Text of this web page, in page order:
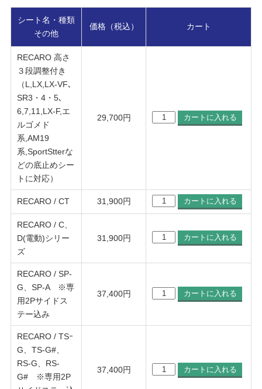
シート名・種類
その他
価格（税込） カート
RECARO 高さ
３段調整付き
（L,LX,LX-VF､
SR3・4・5､
6,7,11,LX-F,エ
ルゴメド
系,AM19
系,SportStterな
どの底止めシー
トに対応）
29,700円
RECARO / CT 31,900円
RECARO / C、
D(電動)シリー
ズ
31,900円
RECARO / SP-
G、SP-A ※専
用2Pサイドス
テー込み
37,400円
RECARO / TSｰ
G、TS-G#、
RS-G、RS-
G# ※専用2P
37,400円